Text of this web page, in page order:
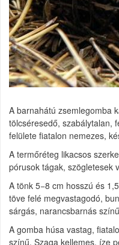
A barnahátú zsemlegomba
tölcséresedő, szabálytalan,
felülete fiatalon nemezes,
A termőréteg likacsos
pórusok tágak, szögletesek
A tönk 5−8 cm hosszú és
töve felé megvastagodó,
sárgás, narancsbarnás
A gomba húsa vastag,
színű. Szaga kellemes, íze